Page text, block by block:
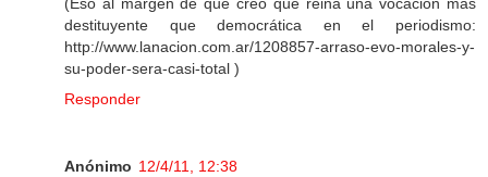
(Eso al margen de que creo que reina una vocación más
destituyente que democrática en el periodismo:
http://www.lanacion.com.ar/1208857-arraso-evo-morales-y-
su-poder-sera-casi-total )
Responder
Anónimo 12/4/11, 12:38